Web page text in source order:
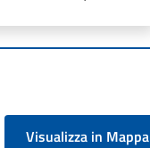
Visualizza in Mappa